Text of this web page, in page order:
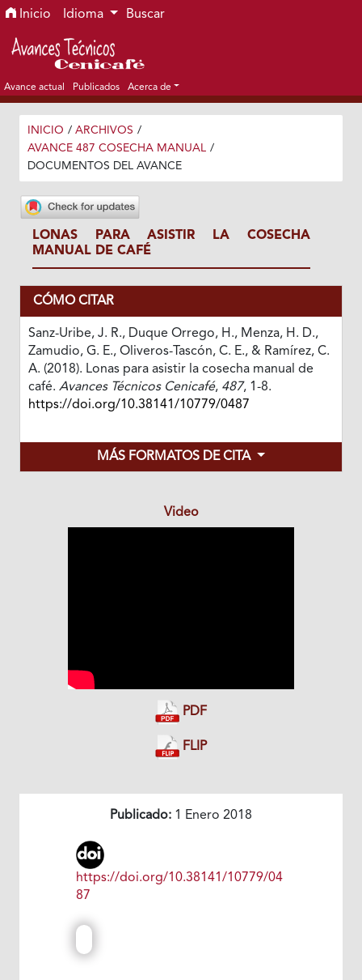
Ir al menú de navegación principal
Ir al contenido principal
Ir al pie de página del sitio
Inicio Idioma Buscar
Avance actual Publicados Acerca de
INICIO / ARCHIVOS /
AVANCE 487 COSECHA MANUAL
/
DOCUMENTOS DEL AVANCE
LONAS PARA ASISTIR LA COSECHA
MANUAL DE CAFÉ
CÓMO CITAR
Sanz-Uribe, J. R., Duque Orrego, H., Menza, H. D.,
Zamudio, G. E., Oliveros-Tascón, C. E., & Ramírez, C.
A. (2018). Lonas para asistir la cosecha manual de
café. Avances Técnicos Cenicafé, 487, 1-8.
https://doi.org/10.38141/10779/0487
MÁS FORMATOS DE CITA
Video
PDF
FLIP
Publicado: 1 Enero 2018
https://doi.org/10.38141/10779/04
87